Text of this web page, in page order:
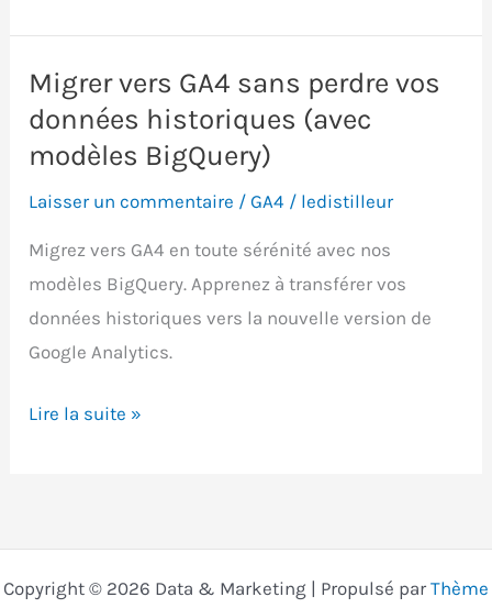
vos
conteneurs
GTM
espaces
de
travail
et
Git
Migrer vers GA4 sans perdre vos
données historiques (avec
modèles BigQuery)
Laisser un commentaire /GA4 / ledistilleur
Migrez vers GA4 en toute sérénité avec nos
modèles BigQuery. Apprenez à transférer vos
données historiques vers la nouvelle version de
Google Analytics.
Migrer
perdre
vos
Lire la suite »
Copyright © 2026 Data & Marketing | Propulsé par Thème